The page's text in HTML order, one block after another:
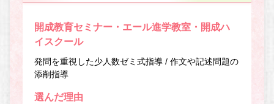
開成教育セミナー・エール進学教室・開成ハ
イスクール
発問を重視した少人数ゼミ式指導 / 作文や記述問題の
添削指導
選んだ理由